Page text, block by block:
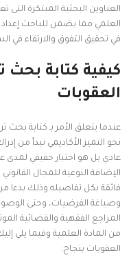
العناوين البحثية المبتكرة التى
العلمي مما يضمن للباحث
في تحقيق التفوق والارتقاء في
كيفية كتابة بحث
العقوبات
عندما يتعلق الأمر بـ كتابة بحث
نحو التميز الأكاديمي تبدأ من
عادي بل هو اختبار حقيقي لمدى
الإضافة النوعية للمجال
فائقة بكل تفاصيله وذلك بدءا
وصياغة الفرضيات، وحتى الوصول
المراجع الفقهية والقضائية
من المادة العلمية وفيما يلي
العقوبات بنجاح: